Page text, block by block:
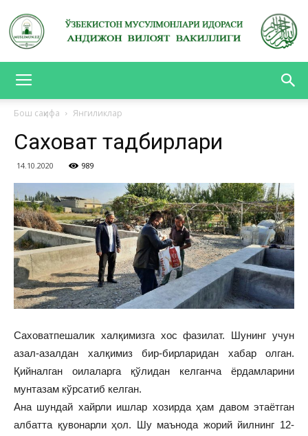
ВИЛОЯТ
ВАКИЛЛИГИ
Бош саҳифа Янгиликлар
Саховат тадбирлари
14.10.2020 989
Саховатпешалик халқимизга хос фазилат. Шунинг учун
азал-азалдан халқимиз бир-бирларидан хабар олган.
Қийналган оилаларга қўлидан келганча ёрдамларини
мунтазам кўрсатиб келган.
Ана шундай хайрли ишлар хозирда ҳам давом этаётган
албатта қувонарли ҳол. Шу маънода жорий йилнинг 12-